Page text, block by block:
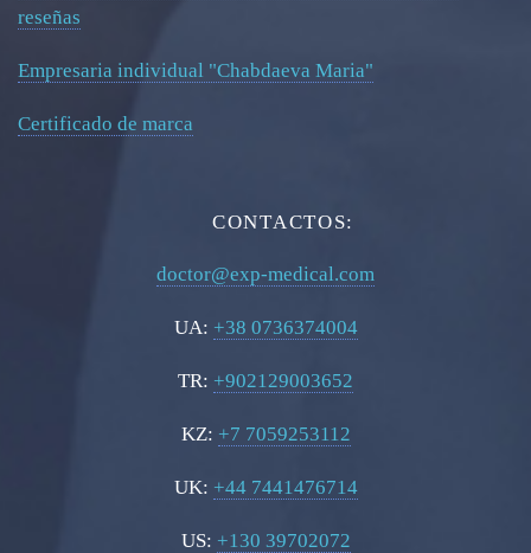
reseñas
Empresaria individual "Chabdaeva Maria"
Certificado de marca
CONTACTOS:
doctor@exp-medical.com
UA: +38 0736374004
TR: +902129003652
KZ: +7 7059253112
UK: +44 7441476714
US: +130 39702072